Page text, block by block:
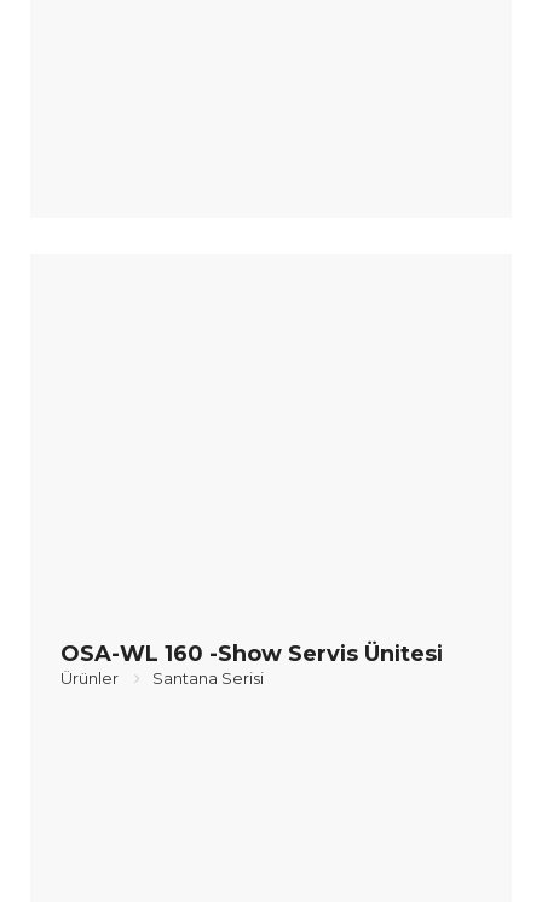
OSA-WL 160 -Show Servis Ünitesi
Ürünler Santana Serisi